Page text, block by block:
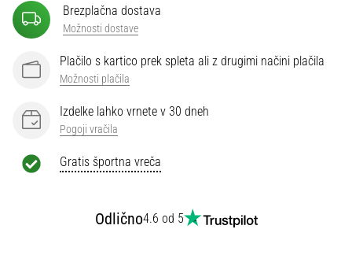
in
PUMA.
Bodi
del
vsake
gola
in…
Brezplačna dostava
Možnosti dostave
Plačilo s kartico prek spleta ali z drugimi načini plačila
Možnosti plačila
Izdelke lahko vrnete v 30 dneh
Pogoji vračila
Gratis športna vreča
Odlično4.6 od 5